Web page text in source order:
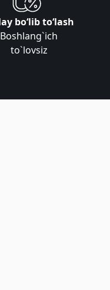
bo‘lib to‘lash
Boshlang`ich
to`lovsiz